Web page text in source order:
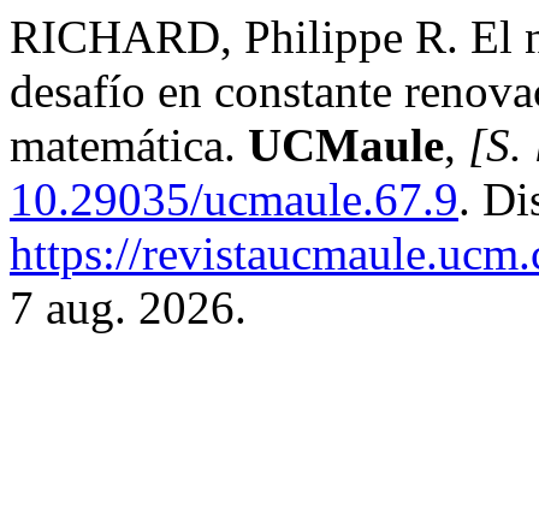
RICHARD, Philippe R. El
desafío en constante
matemática. UCMaule, [S.
10.29035/ucmaule.67.9.
https://
7 aug. 2026.